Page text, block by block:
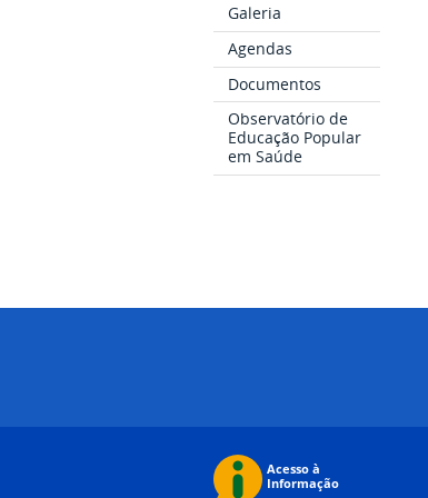
Galeria
Agendas
Documentos
Observatório de
Educação Popular
em Saúde